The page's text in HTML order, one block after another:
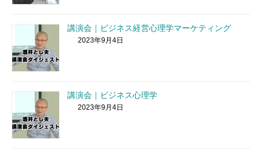
講演会｜ビジネス経営心理学マーケティング
2023年9月4日
講演会｜ビジネス心理学
2023年9月4日